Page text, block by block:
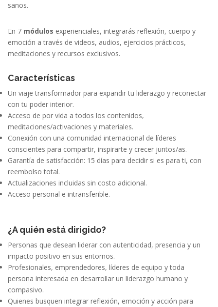
sanos.
En 7 módulos experienciales, integrarás reflexión, cuerpo y
emoción a través de videos, audios, ejercicios prácticos,
meditaciones y recursos exclusivos.
Características
Un viaje transformador para expandir tu liderazgo y reconectar
con tu poder interior.
Acceso de por vida a todos los contenidos,
meditaciones/activaciones y materiales.
Conexión con una comunidad internacional de líderes
conscientes para compartir, inspirarte y crecer juntos/as.
Garantía de satisfacción: 15 días para decidir si es para ti, con
reembolso total.
Actualizaciones incluidas sin costo adicional.
Acceso personal e intransferible.
¿A quién está dirigido?
Personas que desean liderar con autenticidad, presencia y un
impacto positivo en sus entornos.
Profesionales, emprendedores, líderes de equipo y toda
persona interesada en desarrollar un liderazgo humano y
compasivo.
Quienes busquen integrar reflexión, emoción y acción para